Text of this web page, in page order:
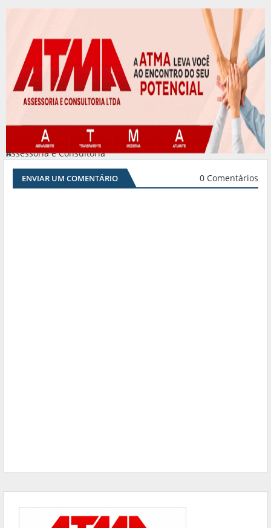
Assessoria e Consultoria
#
ENVIAR UM COMENTÁRIO 0 Comentários